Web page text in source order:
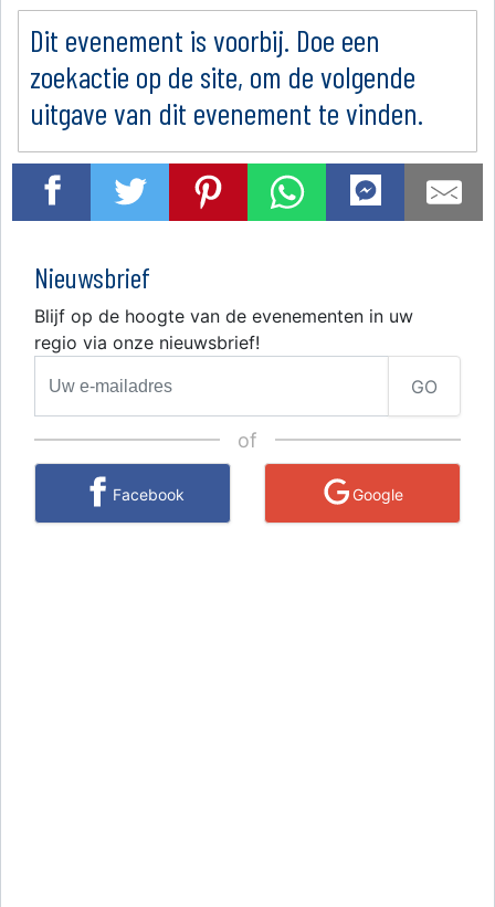
Dit evenement is voorbij. Doe een
zoekactie op de site, om de volgende
uitgave van dit evenement te vinden.
Nieuwsbrief
Blijf op de hoogte van de evenementen in uw
regio via onze nieuwsbrief!
GO
of
Facebook Google